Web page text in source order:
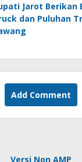
Jarot Berikan
dan Puluhan
Add Comment
Versi Non AMP